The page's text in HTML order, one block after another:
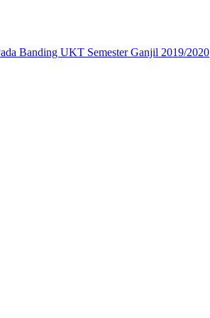
Banding UKT Semester Ganjil 2019/2020